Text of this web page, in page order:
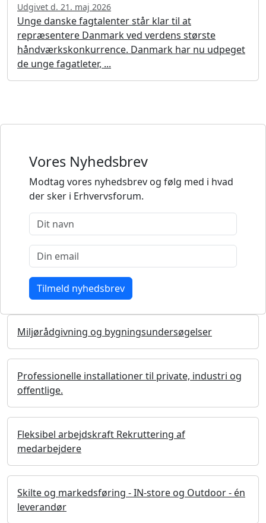
Udgivet d. 21. maj 2026
Unge danske fagtalenter står klar til at
repræsentere Danmark ved verdens største
håndværkskonkurrence. Danmark har nu udpeget
de unge fagatleter, ...
Vores Nyhedsbrev
Modtag vores nyhedsbrev og følg med i hvad
der sker i Erhvervsforum.
Miljørådgivning og bygningsundersøgelser
Professionelle installationer til private, industri og
offentlige.
Fleksibel arbejdskraft Rekruttering af
medarbejdere
Skilte og markedsføring - IN-store og Outdoor - én
leverandør